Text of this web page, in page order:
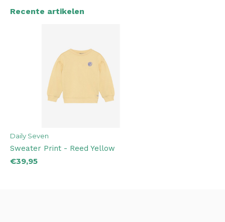
Recente artikelen
Daily Seven
Sweater Print - Reed Yellow
€39,95